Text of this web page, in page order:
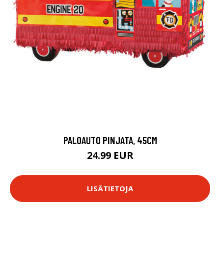
PALOAUTO PINJATA, 45CM
24.99 EUR
LISÄTIETOJA